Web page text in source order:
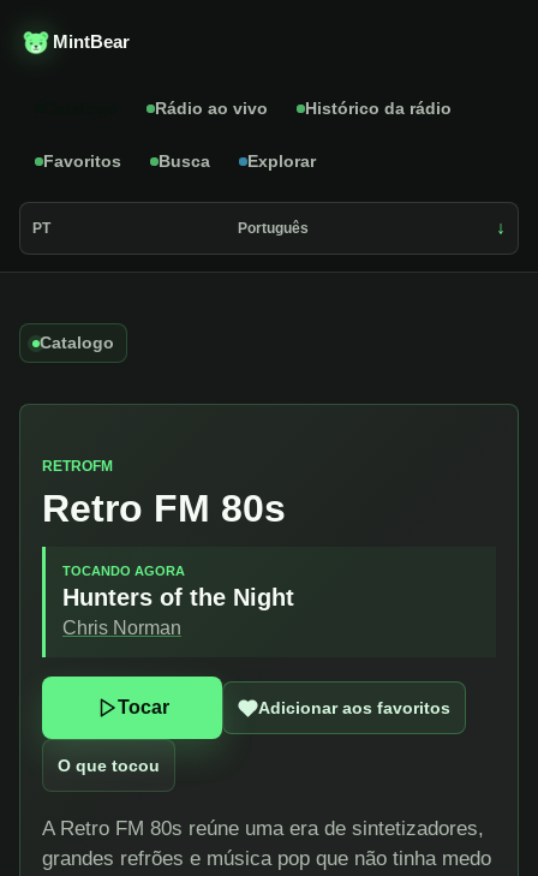
MintBear
Rádio ao vivo Histórico da rádio
Favoritos Busca Explorar
PT Português
Catalogo
RETROFM
Retro FM 80s
TOCANDO AGORA
Hunters of the Night
Chris Norman
Tocar Adicionar aos favoritos
O que tocou
A Retro FM 80s reúne uma era de sintetizadores,
grandes refrões e música pop que não tinha medo